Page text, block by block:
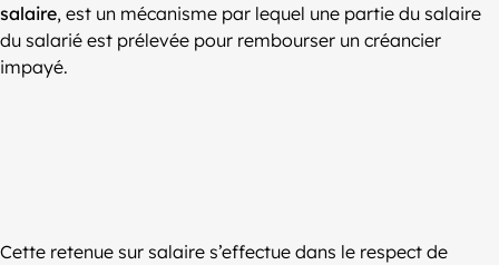
salaire, est un mécanisme par lequel une partie du salaire
du salarié est prélevée pour rembourser un créancier
impayé.
Cette retenue sur salaire s’effectue dans le respect de